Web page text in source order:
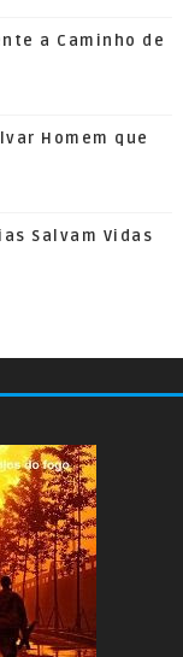
a Caminho de
Homem que
Salvam Vidas